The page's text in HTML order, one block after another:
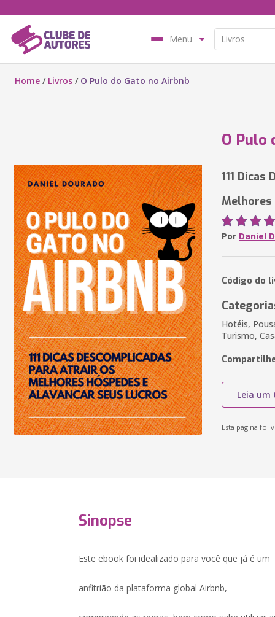
Menu
Home / Livros / O Pulo do Gato no Airbnb
O Pulo
111
Melhores
Por Daniel
Código do
Hotéis,
Turismo,
Leia um
Esta página foi
Sinopse
Este ebook foi idealizado para você que já é um
anfitrião da plataforma global Airbnb,